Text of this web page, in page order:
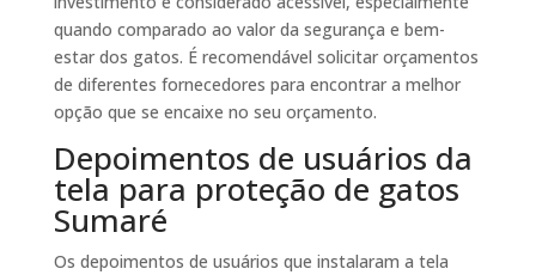
quando comparado ao valor da segurança e bem-
estar dos gatos. É recomendável solicitar orçamentos
de diferentes fornecedores para encontrar a melhor
opção que se encaixe no seu orçamento.
Depoimentos de usuários da
tela para proteção de gatos
Sumaré
Os depoimentos de usuários que instalaram a tela